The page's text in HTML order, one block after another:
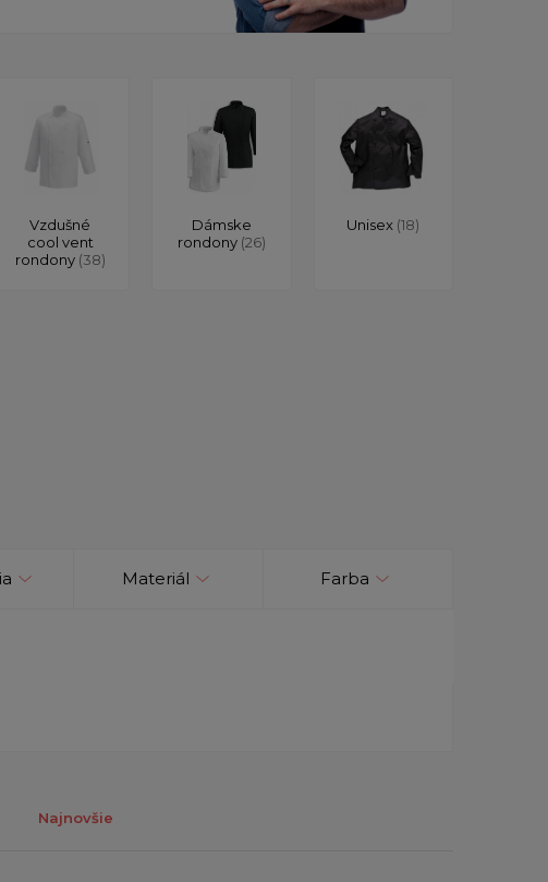
Vzdušné
cool vent
rondony (38)
Dámske
rondony (26)
Unisex (18)
Materiál Farba
Najnovšie